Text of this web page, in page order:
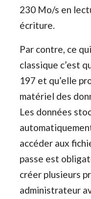
230 Mo/s en
écriture.
Par contre, ce
classique c’est
197 et qu’elle
matériel des
Les données
accéder aux
passe est
créer plusieurs
administrateur